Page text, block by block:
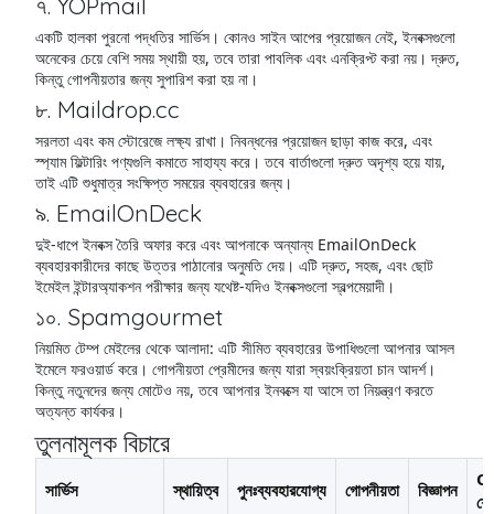
একটি হালকা পুরনো পদ্ধতির সার্ভিস। কোনও সাইন আপের প্রয়োজন নেই, ইনবক্সগুলো
অনেকের চেয়ে বেশি সময় স্থায়ী হয়, তবে তারা পাবলিক এবং এনক্রিপ্ট করা নয়। দ্রুত,
কিন্তু গোপনীয়তার জন্য সুপারিশ করা হয় না।
৮. Maildrop.cc
সরলতা এবং কম স্টোরেজে লক্ষ্য রাখা। নিবন্ধনের প্রয়োজন ছাড়া কাজ করে, এবং
স্প্যাম ফিল্টারিং পণ্যগুলি কমাতে সাহায্য করে। তবে বার্তাগুলো দ্রুত অদৃশ্য হয়ে যায়,
তাই এটি শুধুমাত্র সংক্ষিপ্ত সময়ের ব্যবহারের জন্য।
৯. EmailOnDeck
দুই-ধাপে ইনবক্স তৈরি অফার করে এবং আপনাকে অন্যান্য EmailOnDeck
ব্যবহারকারীদের কাছে উত্তর পাঠানোর অনুমতি দেয়। এটি দ্রুত, সহজ, এবং ছোট
ইমেইল ইন্টারঅ্যাকশন পরীক্ষার জন্য যথেষ্ট-যদিও ইনবক্সগুলো স্বল্পমেয়াদী।
১০. Spamgourmet
নিয়মিত টেম্প মেইলের থেকে আলাদা: এটি সীমিত ব্যবহারের উপাধিগুলো আপনার আসল
ইমেলে ফরওয়ার্ড করে। গোপনীয়তা প্রেমীদের জন্য যারা স্বয়ংক্রিয়তা চান আদর্শ।
কিন্তু নতুনদের জন্য মোটেও নয়, তবে আপনার ইনবক্সে যা আসে তা নিয়ন্ত্রণ করতে
অত্যন্ত কার্যকর।
তুলনামূলক বিচারে
সার্ভিস স্থায়িত্ব পুনঃব্যবহারযোগ্য গোপনীয়তা বিজ্ঞাপন